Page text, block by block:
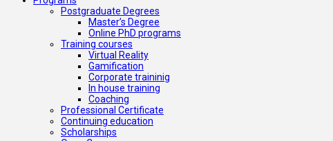
Postgraduate Degrees
Master’s Degree
Online PhD programs
Training courses
Virtual Reality
Gamification
Corporate traininig
In house training
Coaching
Professional Certificate
Continuing education
Scholarships